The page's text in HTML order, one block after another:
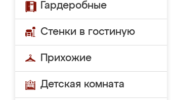
Гардеробные
Стенки в гостиную
Прихожие
Детская комната